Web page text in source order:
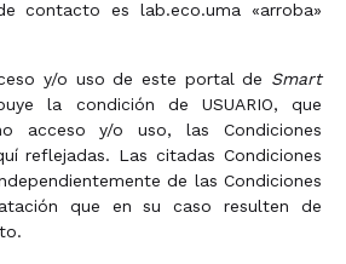
contacto es lab.eco.uma «arroba»
y/o uso de este portal de Smart
la condición de USUARIO, que
acceso y/o uso, las Condiciones
reflejadas. Las citadas Condiciones
de las Condiciones
que en su caso resulten de